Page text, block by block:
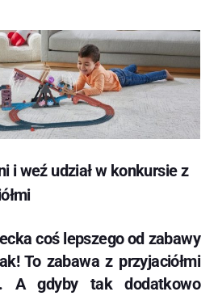
i weź udział w konkursie z
coś lepszego od zabawy
To zabawa z przyjaciółmi
A gdyby tak dodatkowo